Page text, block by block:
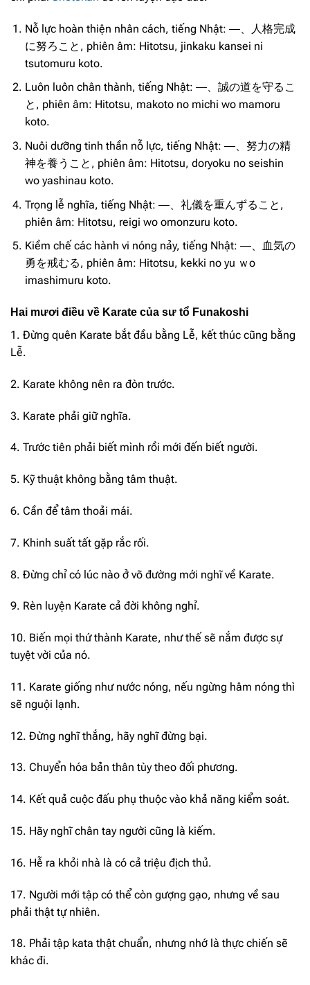
Nỗ lực hoàn thiện nhân cách, tiếng Nhật: ―、人格完成
に努ろこと, phiên âm: Hitotsu, jinkaku kansei ni
tsutomuru koto.
Luôn luôn chân thành, tiếng Nhật: ―、誠の道を守るこ
と, phiên âm: Hitotsu, makoto no michi wo mamoru
koto.
Nuôi dưỡng tinh thần nỗ lực, tiếng Nhật: ―、努力の精
神を養うこと, phiên âm: Hitotsu, doryoku no seishin
wo yashinau koto.
Trọng lễ nghĩa, tiếng Nhật: ―、礼儀を重んずること,
phiên âm: Hitotsu, reigi wo omonzuru koto.
Kiềm chế các hành vi nóng nảy, tiếng Nhật: ―、血気の
勇を戒むる, phiên âm: Hitotsu, kekki no yu ｗo
imashimuru koto.
Hai mươi điều về Karate của sư tổ Funakoshi
1. Đừng quên Karate bắt đầu bằng Lễ, kết thúc cũng bằng
Lễ.
2. Karate không nên ra đòn trước.
3. Karate phải giữ nghĩa.
4. Trước tiên phải biết mình rồi mới đến biết người.
5. Kỹ thuật không bằng tâm thuật.
6. Cần để tâm thoải mái.
7. Khinh suất tất gặp rắc rối.
8. Đừng chỉ có lúc nào ở võ đường mới nghĩ về Karate.
9. Rèn luyện Karate cả đời không nghỉ.
10. Biến mọi thứ thành Karate, như thế sẽ nắm được sự
tuyệt vời của nó.
11. Karate giống như nước nóng, nếu ngừng hâm nóng thì
sẽ nguội lạnh.
12. Đừng nghĩ thắng, hãy nghĩ đừng bại.
13. Chuyển hóa bản thân tùy theo đối phương.
14. Kết quả cuộc đấu phụ thuộc vào khả năng kiểm soát.
15. Hãy nghĩ chân tay người cũng là kiếm.
16. Hễ ra khỏi nhà là có cả triệu địch thủ.
17. Người mới tập có thể còn gượng gạo, nhưng về sau
phải thật tự nhiên.
18. Phải tập kata thật chuẩn, nhưng nhớ là thực chiến sẽ
khác đi.